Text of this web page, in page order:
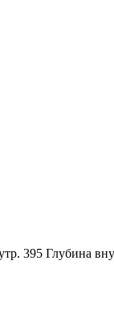
395 Глубина